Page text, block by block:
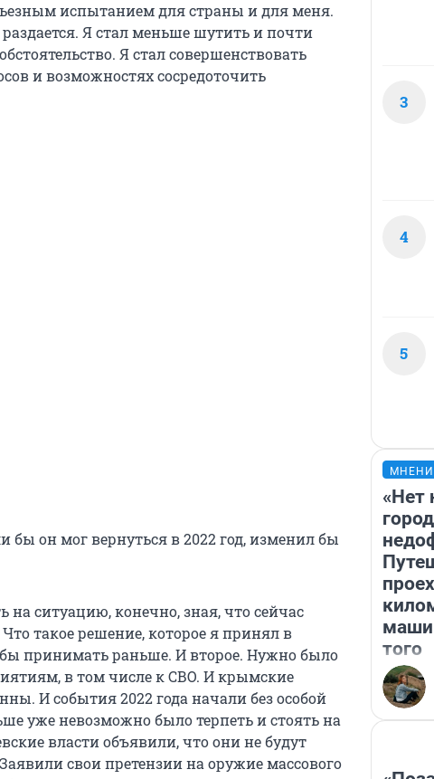
испытанием для страны и для меня.
Я стал меньше шутить и почти
Я стал совершенствовать
и возможностях сосредоточить
бы он мог вернуться в 2022 год, изменил бы
ситуацию, конечно, зная, что сейчас
такое решение, которое я принял в
бы принимать раньше. И второе. Нужно было
в том числе к СВО. И крымские
И события 2022 года начали без особой
уже невозможно было терпеть и стоять на
власти объявили, что они не будут
свои претензии на оружие массового
3
4
5
«Нет
того